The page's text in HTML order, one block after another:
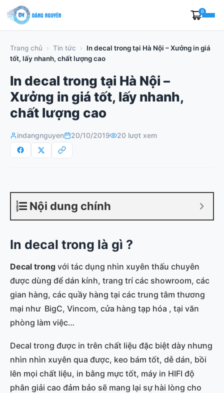
Skip
to
0
Trang chủ › Tin tức ›
In decal trong tại Hà Nội – Xưởng in giá
tốt, lấy nhanh, chất lượng cao
In decal trong tại Hà Nội –
Xưởng in giá tốt, lấy nhanh,
chất lượng cao
indangnguyen 20/10/2019 20 lượt xem
Nội dung chính
In decal trong là gì ?
Decal trong với tác dụng nhìn xuyên thấu chuyên
được dùng để dán kính, trang trí các showroom, các
gian hàng, các quầy hàng tại các trung tâm thương
mại như BigC, Vincom, cửa hàng tạp hóa , tại văn
phòng làm việc…
Decal trong được in trên chất liệu đặc biệt dày nhưng
nhìn nhìn xuyên qua được, keo bám tốt, dễ dán, bồi
lên mọi chất liệu, in bằng mực tốt, máy in HIFI độ
phân giải cao đảm bảo sẽ mang lại sự hài lòng cho